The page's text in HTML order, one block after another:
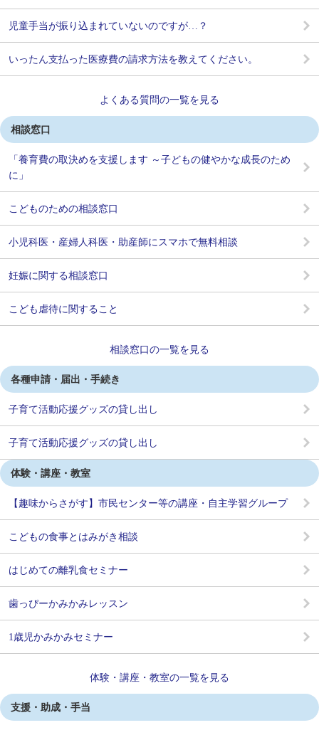
児童手当が振り込まれていないのですが…？
いったん支払った医療費の請求方法を教えてください。
よくある質問の一覧を見る
相談窓口
「養育費の取決めを支援します ～子どもの健やかな成長のため
に」
こどものための相談窓口
小児科医・産婦人科医・助産師にスマホで無料相談
妊娠に関する相談窓口
こども虐待に関すること
相談窓口の一覧を見る
各種申請・届出・手続き
子育て活動応援グッズの貸し出し
子育て活動応援グッズの貸し出し
体験・講座・教室
【趣味からさがす】市民センター等の講座・自主学習グループ
こどもの食事とはみがき相談
はじめての離乳食セミナー
歯っぴーかみかみレッスン
1歳児かみかみセミナー
体験・講座・教室の一覧を見る
支援・助成・手当